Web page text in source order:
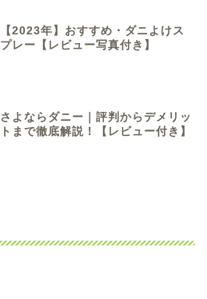
【2023年】おすすめ・ダニよけス
プレー【レビュー写真付き】
さよならダニー｜評判からデメリッ
トまで徹底解説！【レビュー付き】